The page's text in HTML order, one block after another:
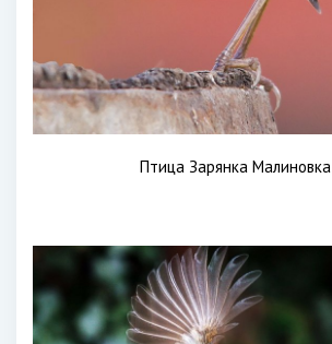
Птица Зарянка Малиновка